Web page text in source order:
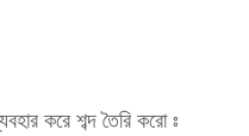
করে শব্দ তৈরি করো ঃ